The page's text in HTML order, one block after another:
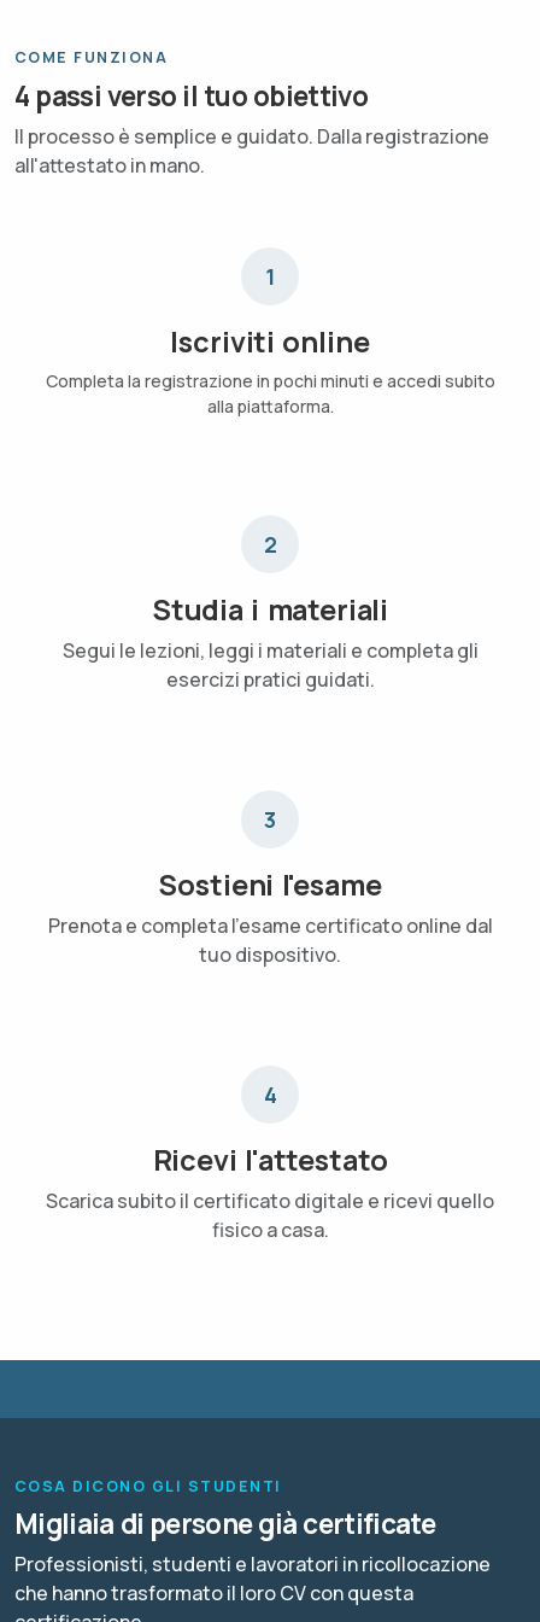
COME FUNZIONA
4 passi verso il tuo obiettivo
Il processo è semplice e guidato. Dalla registrazione
all'attestato in mano.
1
Iscriviti online
Completa la registrazione in pochi minuti e accedi subito
alla piattaforma.
2
Studia i materiali
Segui le lezioni, leggi i materiali e completa gli
esercizi pratici guidati.
3
Sostieni l'esame
Prenota e completa l'esame certificato online dal
tuo dispositivo.
4
Ricevi l'attestato
Scarica subito il certificato digitale e ricevi quello
fisico a casa.
COSA DICONO GLI STUDENTI
Migliaia di persone già certificate
Professionisti, studenti e lavoratori in ricollocazione
che hanno trasformato il loro CV con questa